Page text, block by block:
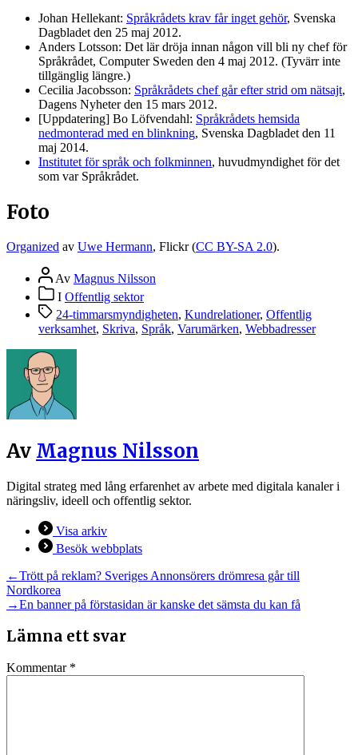
Johan Hellekant: Språkrådets krav får inget gehör, Svenska
Dagbladet den 25 maj 2012.
Anders Lotsson: Det lär dröja innan någon vill bli ny chef för
Språkrådet, Computer Sweden den 4 maj 2012. (Tyvärr inte
tillgänglig längre.)
Cecilia Jacobsson: Språkrådets chef går efter strid om nätsajt,
Dagens Nyheter den 15 mars 2012.
[Uppdatering] Bo Löfvendahl: Språkrådets hemsida
nedmonterad med en blinkning, Svenska Dagbladet den 11
maj 2014.
Institutet för språk och folkminnen, huvudmyndighet för det
som var Språkrådet.
Foto
Organized av Uwe Hermann, Flickr (CC BY-SA 2.0).
Inläggsförfattare
Av Magnus Nilsson
Inläggskategorier
I Offentlig sektor
Etiketter
24-timmarsmyndigheten, Kundrelationer, Offentlig
verksamhet, Skriva, Språk, Varumärken, Webbadresser
Av Magnus Nilsson
Digital strateg med lång erfarenhet av arbete med digitala kanaler i
näringsliv, ideell och offentlig sektor.
Visa arkiv
Besök webbplats
Inläggsnavigering
←Föregående
inlägg:
Trött på reklam? Sveriges Annonsörers drömresa går till
Nordkorea
→Nästa
En banner på förstasidan är kanske det sämsta du kan få
Lämna ett svar
Kommentar *